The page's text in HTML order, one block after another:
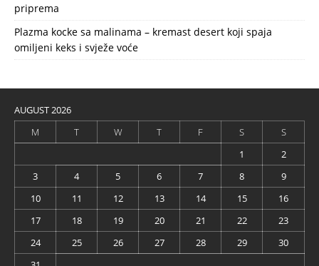
priprema
Plazma kocke sa malinama – kremast desert koji spaja
omiljeni keks i svježe voće
AUGUST 2026
M
T W T F S
S
1
2
3
4 5 6 7 8
9
10
11 12 13 14 15
16
17
18 19 20 21 22
23
24
25 26 27 28 29
30